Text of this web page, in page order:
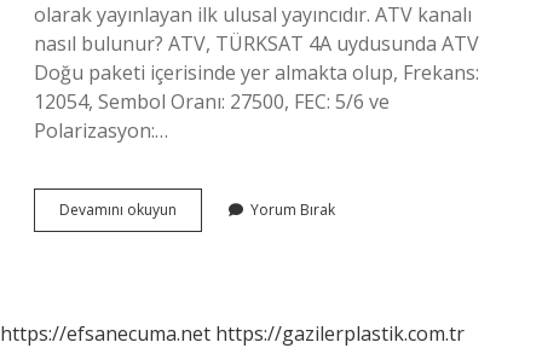
olarak yayınlayan ilk ulusal yayıncıdır. ATV kanalı
nasıl bulunur? ATV, TÜRKSAT 4A uydusunda ATV
Doğu paketi içerisinde yer almakta olup, Frekans:
12054, Sembol Oranı: 27500, FEC: 5/6 ve
Polarizasyon:…
Devamını okuyun
Manuel
Yorum Bırak
https://efsanecuma.net https://gazilerplastik.com.tr